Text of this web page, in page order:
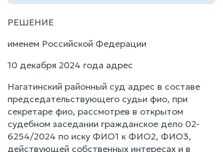
РЕШЕНИЕ
именем Российской Федерации
10 декабря 2024 года адрес
Нагатинский районный суд адрес в составе
председательствующего судьи фио, при
секретаре фио, рассмотрев в открытом
судебном заседании гражданское дело 02-
6254/2024 по иску ФИО1 к ФИО2, ФИО3,
действующей собственных интересах и в